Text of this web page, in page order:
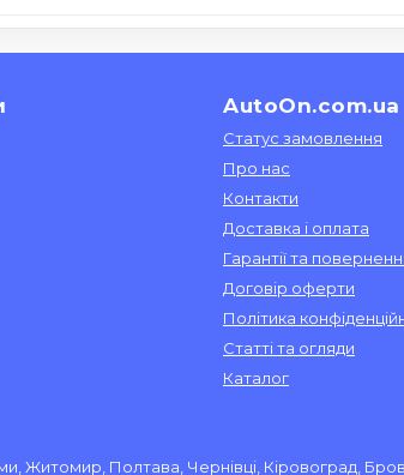
AutoOn.com.ua
Статус замовлення
Про нас
Контакти
Доставка і оплата
Гарантії та
Договір оферти
Політика
Статті та огляди
Каталог
Житомир, Полтава, Чернівці, Кіровоград,